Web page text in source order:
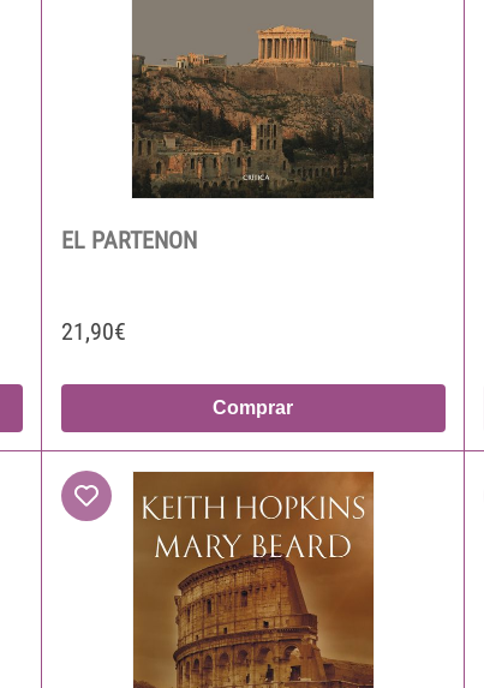
EL PARTENON
21,90€
Comprar